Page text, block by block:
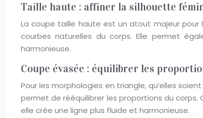
Taille haute : affiner la silhouette
La coupe taille haute est un atout majeur
courbes naturelles du corps. Elle permet
harmonieuse.
Coupe évasée : équilibrer les
Pour les morphologies en triangle, qu’elles
permet de rééquilibrer les proportions du
elle crée une ligne plus fluide et harmonieuse.